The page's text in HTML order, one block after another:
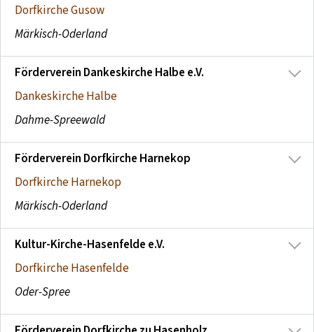
Dorfkirche Gusow
Märkisch-Oderland
Förderverein Dankeskirche Halbe e.V.
Dankeskirche Halbe
Dahme-Spreewald
Förderverein Dorfkirche Harnekop
Dorfkirche Harnekop
Märkisch-Oderland
Kultur-Kirche-Hasenfelde e.V.
Dorfkirche Hasenfelde
Oder-Spree